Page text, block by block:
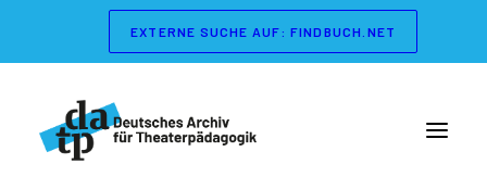
EXTERNE SUCHE AUF: FINDBUCH.NET